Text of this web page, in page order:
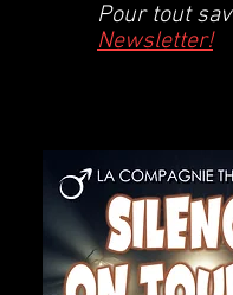
Pour tout
Newsletter!